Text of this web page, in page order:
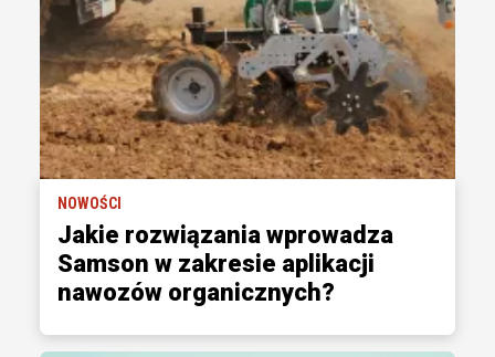
NOWOŚCI
Jakie rozwiązania wprowadza
Samson w zakresie aplikacji
nawozów organicznych?